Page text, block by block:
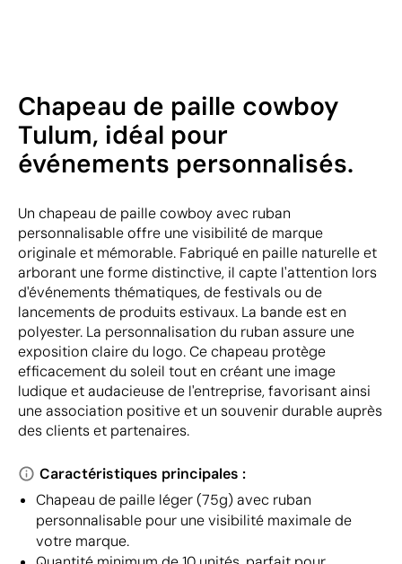
Chapeau de paille cowboy
Tulum, idéal pour
événements personnalisés.
Un chapeau de paille cowboy avec ruban
personnalisable offre une visibilité de marque
originale et mémorable. Fabriqué en paille naturelle et
arborant une forme distinctive, il capte l'attention lors
d'événements thématiques, de festivals ou de
lancements de produits estivaux. La bande est en
polyester. La personnalisation du ruban assure une
exposition claire du logo. Ce chapeau protège
efficacement du soleil tout en créant une image
ludique et audacieuse de l'entreprise, favorisant ainsi
une association positive et un souvenir durable auprès
des clients et partenaires.
Caractéristiques principales :
Chapeau de paille léger (75g) avec ruban
personnalisable pour une visibilité maximale de
votre marque.